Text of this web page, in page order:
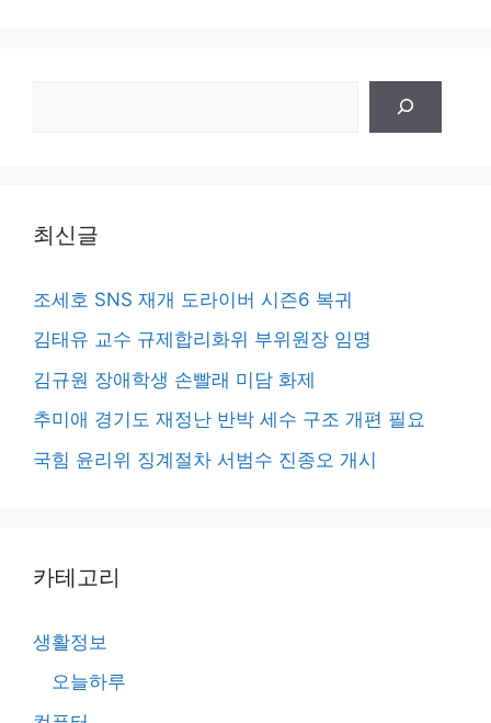
최신글
조세호 SNS 재개 도라이버 시즌6 복귀
김태유 교수 규제합리화위 부위원장 임명
김규원 장애학생 손빨래 미담 화제
추미애 경기도 재정난 반박 세수 구조 개편 필요
국힘 윤리위 징계절차 서범수 진종오 개시
카테고리
생활정보
오늘하루